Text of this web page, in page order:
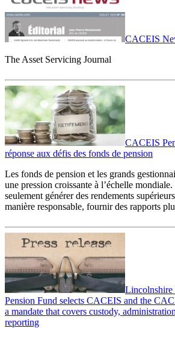
CACEIS
The Asset Servicing Journal
CACEIS
réponse aux défis des fonds de pension
Les fonds de pension et les grands
une pression croissante à l’échelle
seulement générer des rendements
manière responsable, fournir des rapports
Pension Fund selects CACEIS and the
a mandate that covers custody,
reporting